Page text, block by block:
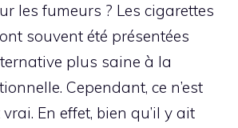
les fumeurs ? Les cigarettes
souvent été présentées
plus saine à la
Cependant, ce n’est
En effet, bien qu’il y ait